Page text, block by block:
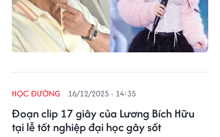
Đoạn clip 17 giây của Lương Bích Hữu
tại lễ tốt nghiệp đại học gây sốt
HỌC ĐƯỜNG 16/12/2025 - 14:35